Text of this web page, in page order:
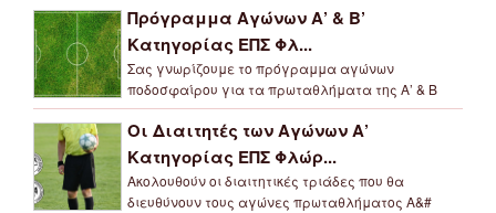
Πρόγραμμα Αγώνων Α’ & Β’
Κατηγορίας ΕΠΣ Φλ...
Σας γνωρίζουμε το πρόγραμμα αγώνων
ποδοσφαίρου για τα πρωταθλήματα της Α’ & Β
Οι Διαιτητές των Αγώνων Α’
Κατηγορίας ΕΠΣ Φλώρ...
Ακολουθούν οι διαιτητικές τριάδες που θα
διευθύνουν τους αγώνες πρωταθλήματος Α&#